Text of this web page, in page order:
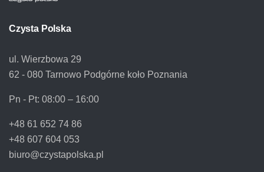
Czysta Polska
ul. Wierzbowa 29
62 - 080 Tarnowo Podgórne koło Poznania
Pn - Pt: 08:00 – 16:00
+48 61 652 74 86
+48 607 604 053
biuro@czystapolska.pl